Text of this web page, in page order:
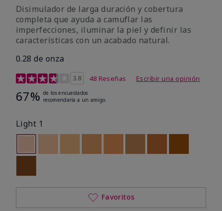
Disimulador de larga duración y cobertura
completa que ayuda a camuflar las
imperfecciones, iluminar la piel y definir las
características con un acabado natural.
0.28 de onza
Calificación de clientes de 5 de 5
3.8 48 Reseñas Escribir una opinión
67% de los encuestados
recomendaría a un amigo.
Light 1
seleccionado
Out of stock
Favoritos